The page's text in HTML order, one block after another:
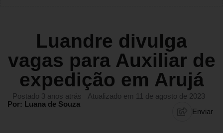
Luandre divulga
vagas para Auxiliar de
expedição em Arujá
Postado 3 anos atrás
Atualizado em 11 de agosto de 2023
Por: Luana de Souza
Enviar